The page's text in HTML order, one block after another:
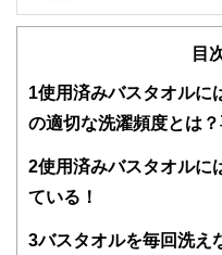
FinancialField編集
知識がない方でも
得者を中心に「お
関わることで、読
ドバイザー、DCプ
目
1 使用済みバスタオルに
の適切な洗濯頻度とは
2使用済みバスタオルに
ている！
3バスタオルを毎回洗え